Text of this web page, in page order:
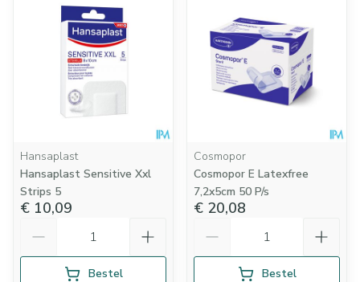
Hansaplast
Hansaplast Sensitive Xxl
Strips 5
€ 10,09
Bestel
Cosmopor
Cosmopor E Latexfree
7,2x5cm 50 P/s
€ 20,08
Bestel